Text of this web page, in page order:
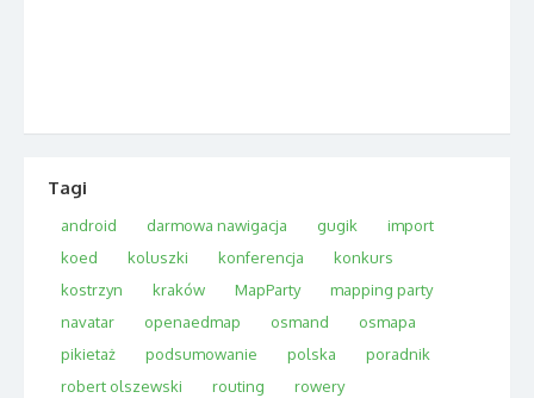
Tagi
android darmowa nawigacja gugik
import
koed
koluszki konferencja
konkurs
kostrzyn
kraków MapParty
mapping party
navatar
openaedmap osmand
osmapa
pikietaż
podsumowanie polska
poradnik
robert olszewski
routing
rowery